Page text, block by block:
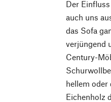
Der
auch uns
das Sofa
verjüngend
Century-
hellem oder
Eichenholz